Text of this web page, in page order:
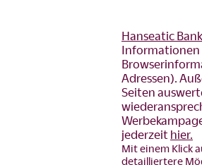
Hanseatic
Informationen
Adressen).
Seiten
jederzeit hier.
Mit einem Klick
detailliertere
Kosten außer den
Weiter
* Pflichtfelder